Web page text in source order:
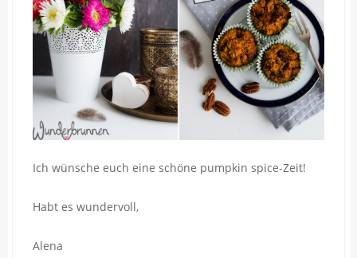
Ich wünsche euch eine schöne pumpkin spice-Zeit!
Habt es wundervoll,
Alena